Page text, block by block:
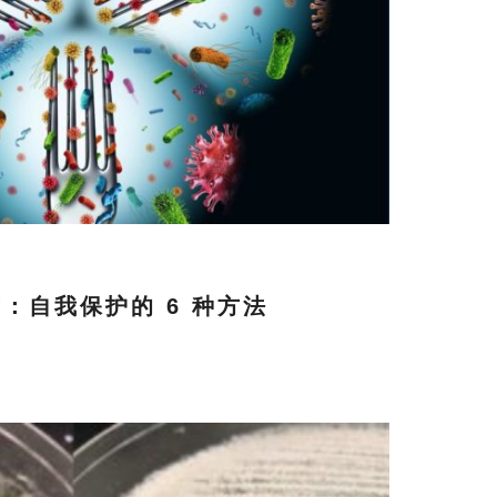
自我保护的 6 种方法